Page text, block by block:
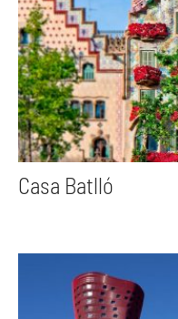
Casa Batlló